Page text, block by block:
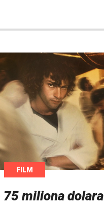
FILM
75 miliona dolara